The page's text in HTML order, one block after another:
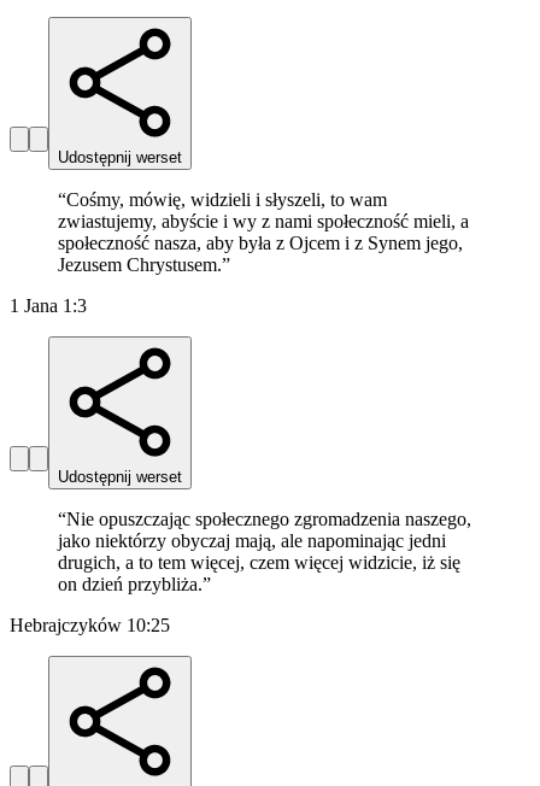
Udostępnij werset
“Cośmy, mówię, widzieli i słyszeli, to wam
zwiastujemy, abyście i wy z nami społeczność mieli, a
społeczność nasza, aby była z Ojcem i z Synem jego,
Jezusem Chrystusem.”
1 Jana 1:3
Udostępnij werset
“Nie opuszczając społecznego zgromadzenia naszego,
jako niektórzy obyczaj mają, ale napominając jedni
drugich, a to tem więcej, czem więcej widzicie, iż się
on dzień przybliża.”
Hebrajczyków 10:25